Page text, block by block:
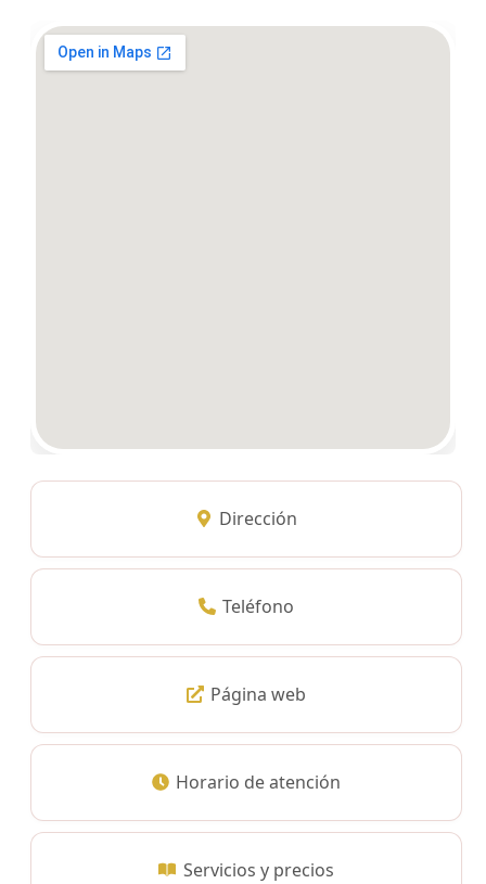
Dirección
Teléfono
Página web
Horario de atención
Servicios y precios